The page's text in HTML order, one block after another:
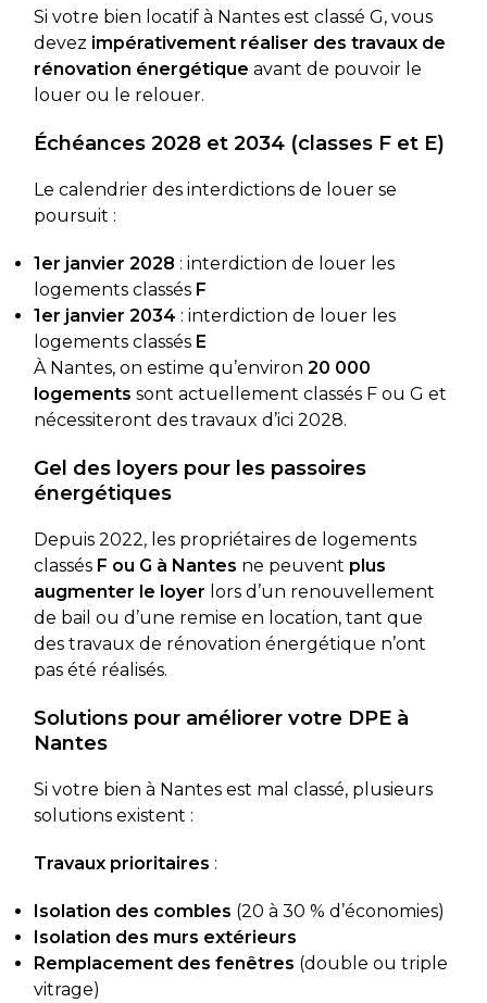
Si votre bien locatif à Nantes est classé G, vous
devez impérativement réaliser des travaux de
rénovation énergétique avant de pouvoir le
louer ou le relouer.
Échéances 2028 et 2034 (classes F et E)
Le calendrier des interdictions de louer se
poursuit :
1er janvier 2028 : interdiction de louer les
logements classés F
1er janvier 2034 : interdiction de louer les
logements classés E
À Nantes, on estime qu’environ 20 000
logements sont actuellement classés F ou G et
nécessiteront des travaux d’ici 2028.
Gel des loyers pour les passoires
énergétiques
Depuis 2022, les propriétaires de logements
classés F ou G à Nantes ne peuvent plus
augmenter le loyer lors d’un renouvellement
de bail ou d’une remise en location, tant que
des travaux de rénovation énergétique n’ont
pas été réalisés.
Solutions pour améliorer votre DPE à
Nantes
Si votre bien à Nantes est mal classé, plusieurs
solutions existent :
Travaux prioritaires :
Isolation des combles (20 à 30 % d’économies)
Isolation des murs extérieurs
Remplacement des fenêtres (double ou triple
vitrage)